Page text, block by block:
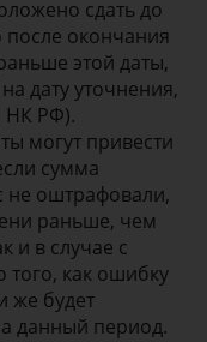
сдать до
окончания
этой даты,
дату уточнения,
НК РФ).
могут привести
сумма
не оштрафовали,
раньше, чем
и в случае с
того, как ошибку
же будет
данный период.